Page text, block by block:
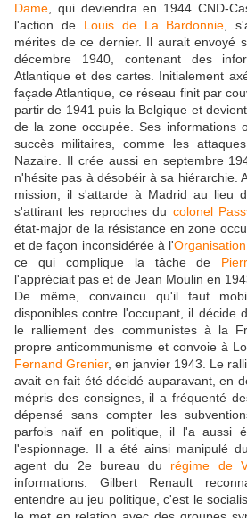
Dame , qui deviendra en 1944 CND-
l'action de Louis de La Bardonnie ,
mérites de ce dernier. Il aurait envoyé
décembre 1940, contenant des
Atlantique et des cartes. Initialement
façade Atlantique, ce réseau finit par
partir de 1941 puis la Belgique et
de la zone occupée. Ses informations
succès militaires, comme les
Nazaire. Il crée aussi en septembre
n'hésite pas à désobéir à sa hiérarchie.
mission, il s'attarde à Madrid au lieu
s'attirant les reproches du colonel
état-major de la résistance en zone
et de façon inconsidérée à l'
ce qui complique la tâche de
l'appréciait pas et de Jean Moulin en
De même, convaincu qu'il faut
disponibles contre l'occupant, il décide
le ralliement des communistes à la
propre anticommunisme et convoie à
Fernand Grenier, en janvier 1943. Le
avait en fait été décidé auparavant, en
mépris des consignes, il a fréquenté
dépensé sans compter les
parfois naïf en politique, il l'a aussi
l'espionnage. Il a été ainsi manipulé
agent du 2e bureau du régime de
informations. Gilbert Renault
entendre au jeu politique, c'est le